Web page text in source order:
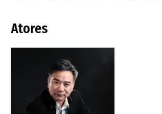
Atores